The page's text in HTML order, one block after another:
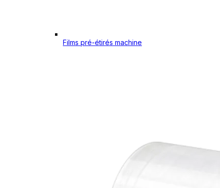
Films pré-étirés machine